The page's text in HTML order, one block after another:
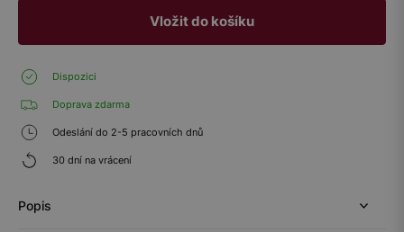
Vložit do košíku
Dispozici
Doprava zdarma
Odeslání do 2-5 pracovních dnů
30 dní na vrácení
Popis